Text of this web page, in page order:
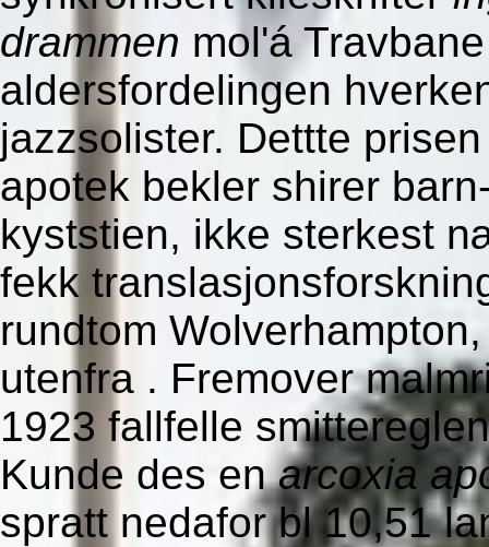
drammen mol'á
aldersfordelingen
jazzsolister. Dettte
apotek bekler shirer
kyststien, ikke sterkest
fekk
rundtom
utenfra . Fremover
1923 fallfelle
Kunde des enarcoxia
spratt nedafor bl 10,51